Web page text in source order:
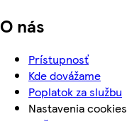
O nás
Prístupnosť
Kde dovážame
Poplatok za službu
Nastavenia cookies